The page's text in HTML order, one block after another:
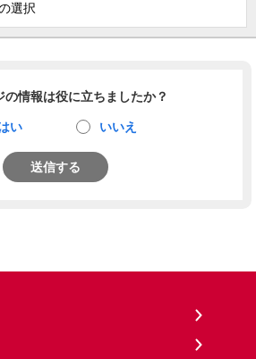
選択
の情報は役に立ちましたか？
い いいえ
送信する